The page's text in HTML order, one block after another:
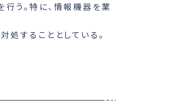
う。特に、情報機器を業
することとしている。